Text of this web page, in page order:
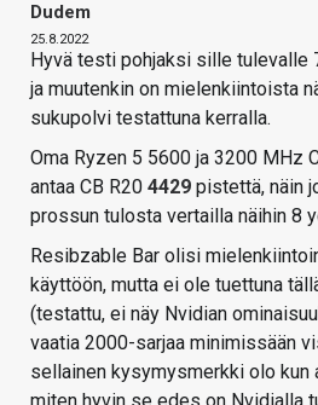
Dudem
25.8.2022
Hyvä testi pohjaksi sille tulevalle
ja muutenkin on mielenkiintoista
sukupolvi testattuna kerralla.
Oma Ryzen 5 5600 ja 3200 MHz
antaa CB R20 4429 pistettä, näin
prossun tulosta vertailla näihin 8
Resibzable Bar olisi
käyttöön, mutta ei ole tuettuna
(testattu, ei näy Nvidian
vaatia 2000-sarjaa minimissään
sellainen kysymysmerkki olo kun